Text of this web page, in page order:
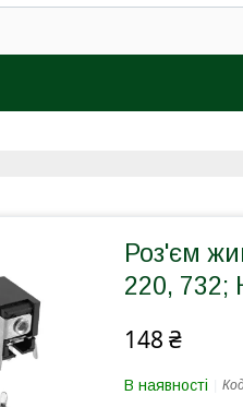
Роз'єм
220, 732;
148 ₴
В наявності